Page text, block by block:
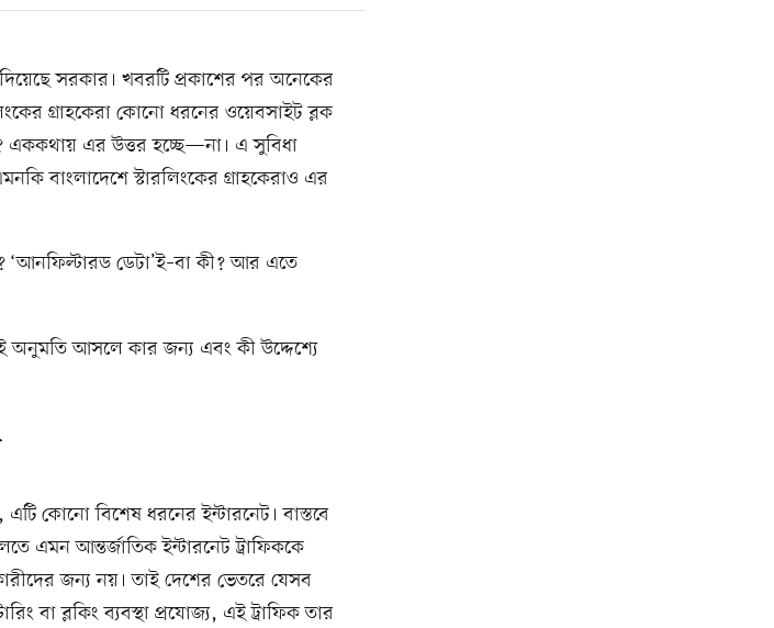
সরকার। খবরটি প্রকাশের পর অনেকের
গ্রাহকেরা কোনো ধরনের ওয়েবসাইট ব্লক
এককথায় এর উত্তর হচ্ছে—না। এ সুবিধা
বাংলাদেশে স্টারলিংকের গ্রাহকেরাও এর
ডেটা’ই–বা কী? আর এতে
অনুমতি আসলে কার জন্য এবং কী উদ্দেশ্যে
কোনো বিশেষ ধরনের ইন্টারনেট। বাস্তবে
এমন আন্তর্জাতিক ইন্টারনেট ট্রাফিককে
জন্য নয়। তাই দেশের ভেতরে যেসব
বা ব্লকিং ব্যবস্থা প্রযোজ্য, এই ট্রাফিক তার